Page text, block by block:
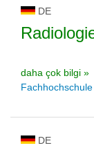
DE
daha çok bilgi »
DE